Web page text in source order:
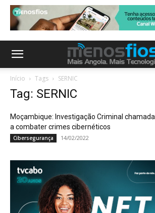
Início Tags SERNIC
Tag: SERNIC
Moçambique: Investigação Criminal chamada
a combater crimes cibernéticos
Cibersegurança 14/02/2022